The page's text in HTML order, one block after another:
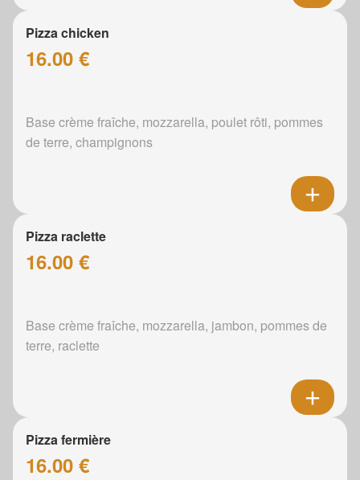
Pizza chicken
16.00 €
Base crème fraîche, mozzarella, poulet rôti, pommes
de terre, champignons
Pizza raclette
16.00 €
Base crème fraîche, mozzarella, jambon, pommes de
terre, raclette
Pizza fermière
16.00 €